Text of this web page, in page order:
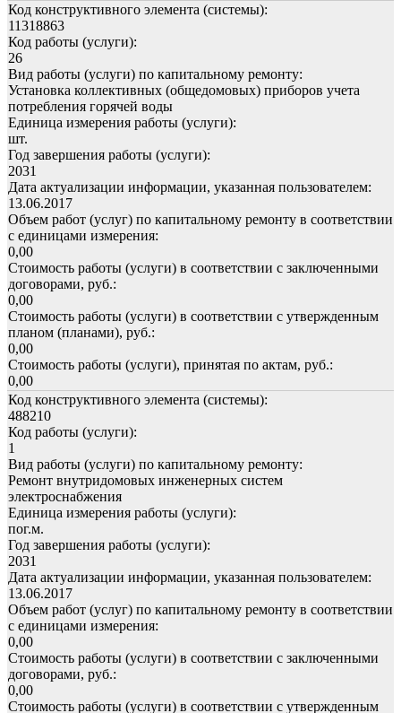
Код конструктивного элемента (системы):
11318863
Код работы (услуги):
26
Вид работы (услуги) по капитальному ремонту:
Установка коллективных (общедомовых) приборов учета
потребления горячей воды
Единица измерения работы (услуги):
шт.
Год завершения работы (услуги):
2031
Дата актуализации информации, указанная пользователем:
13.06.2017
Объем работ (услуг) по капитальному ремонту в соответствии
с единицами измерения:
0,00
Стоимость работы (услуги) в соответствии с заключенными
договорами, руб.:
0,00
Стоимость работы (услуги) в соответствии с утвержденным
планом (планами), руб.:
0,00
Стоимость работы (услуги), принятая по актам, руб.:
0,00
Код конструктивного элемента (системы):
488210
Код работы (услуги):
1
Вид работы (услуги) по капитальному ремонту:
Ремонт внутридомовых инженерных систем
электроснабжения
Единица измерения работы (услуги):
пог.м.
Год завершения работы (услуги):
2031
Дата актуализации информации, указанная пользователем:
13.06.2017
Объем работ (услуг) по капитальному ремонту в соответствии
с единицами измерения:
0,00
Стоимость работы (услуги) в соответствии с заключенными
договорами, руб.:
0,00
Стоимость работы (услуги) в соответствии с утвержденным